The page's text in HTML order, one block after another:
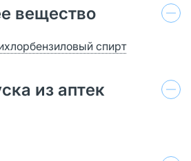
вещество
спирт
из аптек